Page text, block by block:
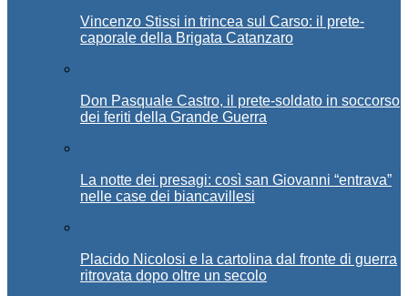
Vincenzo Stissi in trincea sul Carso: il prete-
caporale della Brigata Catanzaro
Don Pasquale Castro, il prete-soldato in soccorso
dei feriti della Grande Guerra
La notte dei presagi: così san Giovanni “entrava”
nelle case dei biancavillesi
Placido Nicolosi e la cartolina dal fronte di guerra
ritrovata dopo oltre un secolo